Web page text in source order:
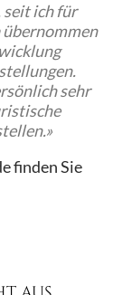
seit ich für
sehr
finden Sie